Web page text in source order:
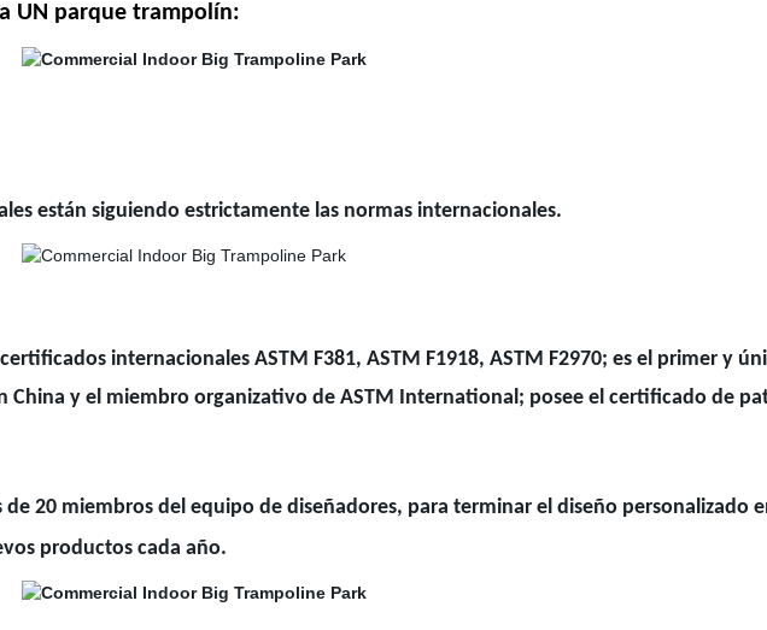
UN parque trampolín:
están siguiendo estrictamente las normas internacionales.
internacionales ASTM F381, ASTM F1918, ASTM F2970; es el primer y
China y el miembro organizativo de ASTM International; posee el certificado de
de 20 miembros del equipo de diseñadores, para terminar el diseño personalizado
productos cada año.